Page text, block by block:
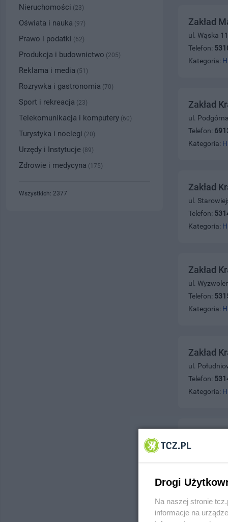
Zakład
ul. Wąska
Telefon:
Kategoria:
Zakład
ul.
Telefon:
Kategoria:
Zakład
ul.
Telefon:
Kategoria:
Zakład
ul.
Telefon:
Kategoria:
Zakład
ul.
Telefon:
Kategoria:
ul. Rokicka
Nieruchomości (23)
Oświata i nauka (97)
Prawo i podatki (62)
Produkcja i budownictwo (205)
Reklama i media (51)
Rozrywka i gastronomia (70)
Sport i rekreacja (23)
Telekomunikacja i komputery (60)
Turystyka i noclegi (20)
Urzędy i Instytucje (89)
Zdrowie i medycyna (175)
Wszystkich: 2377
Drogi
Na naszej stronie
informacje na